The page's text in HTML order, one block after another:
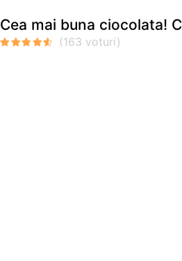
Cea mai buna ciocolata!